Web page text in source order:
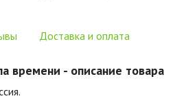
Доставка и оплата
времени - описание товара